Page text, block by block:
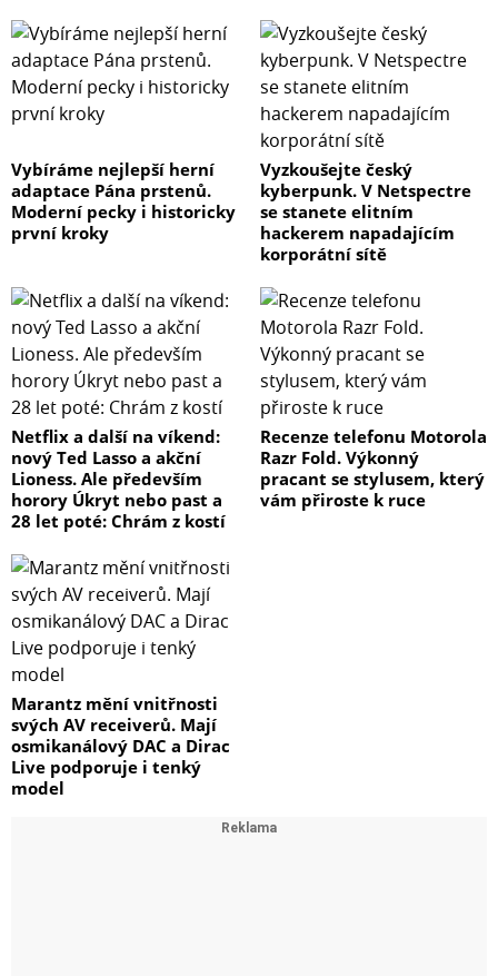
Vybíráme nejlepší herní
adaptace Pána prstenů.
Moderní pecky i historicky
první kroky
Vyzkoušejte český
kyberpunk. V Netspectre
se stanete elitním
hackerem napadajícím
korporátní sítě
Netflix a další na víkend:
nový Ted Lasso a akční
Lioness. Ale především
horory Úkryt nebo past a
28 let poté: Chrám z kostí
Recenze telefonu Motorola
Razr Fold. Výkonný
pracant se stylusem, který
vám přiroste k ruce
Marantz mění vnitřnosti
svých AV receiverů. Mají
osmikanálový DAC a Dirac
Live podporuje i tenký
model